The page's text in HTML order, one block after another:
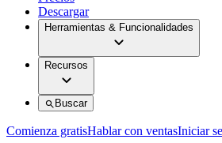
Descargar
Herramientas & Funcionalidades
Recursos
Buscar
Comienza gratisHablar con ventasIniciar